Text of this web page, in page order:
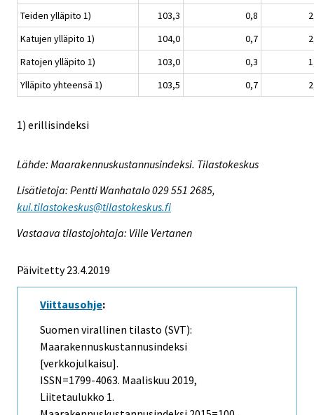
Teiden ylläpito 1)
103,3 0,8
Katujen ylläpito 1)
104,0 0,7
Ratojen ylläpito 1)
103,0 0,3
Ylläpito yhteensä 1)
103,5 0,7
1) erillisindeksi
Lähde: Maarakennuskustannusindeksi. Tilastokeskus
Lisätietoja: Pentti Wanhatalo 029 551 2685,
kui.tilastokeskus@tilastokeskus.fi
Vastaava tilastojohtaja: Ville Vertanen
Päivitetty 23.4.2019
Viittausohje:
Suomen virallinen tilasto (SVT):
Maarakennuskustannusindeksi
[verkkojulkaisu].
ISSN=1799-4063. Maaliskuu 2019,
Liitetaulukko 1.